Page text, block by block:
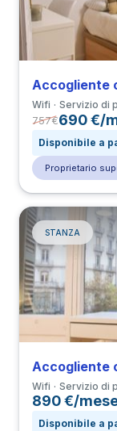
Wifi Servizio di
757€690 €/
Disponibile a
Proprietario
STANZA
Wifi Servizio di
890 €/
Disponibile a